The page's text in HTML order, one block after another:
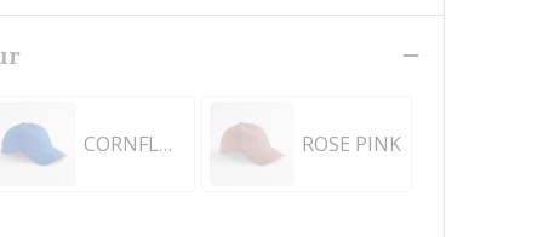
CORNFLOWER BLUE ROSE PINK